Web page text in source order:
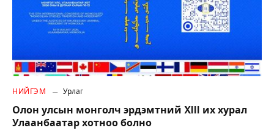
НИЙГЭМ Урлаг
Олон улсын монголч эрдэмтний XIII их хурал
Улаанбаатар хотноо болно